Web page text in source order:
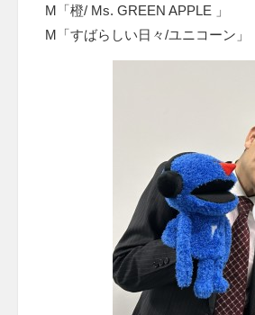
M「橙/ Ms. GREEN APPLE 」
M「すばらしい日々/ユニコーン」